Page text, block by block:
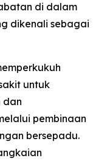
di dalam
dikenali sebagai
untuk
dan
pembinaan
bersepadu.